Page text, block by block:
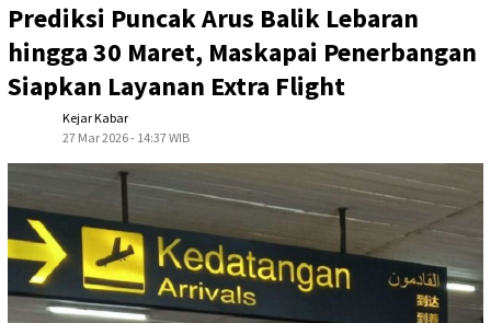
Prediksi Puncak Arus Balik Lebaran
hingga 30 Maret, Maskapai Penerbangan
Siapkan Layanan Extra Flight
Kejar Kabar
27 Mar 2026 - 14:37 WIB